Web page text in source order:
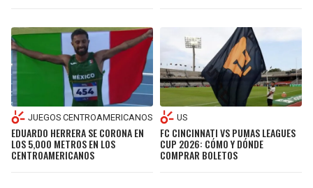
JUEGOS CENTROAMERICANOS
EDUARDO HERRERA SE CORONA EN
LOS 5,000 METROS EN LOS
CENTROAMERICANOS
US
FC CINCINNATI VS PUMAS LEAGUES
CUP 2026: CÓMO Y DÓNDE
COMPRAR BOLETOS